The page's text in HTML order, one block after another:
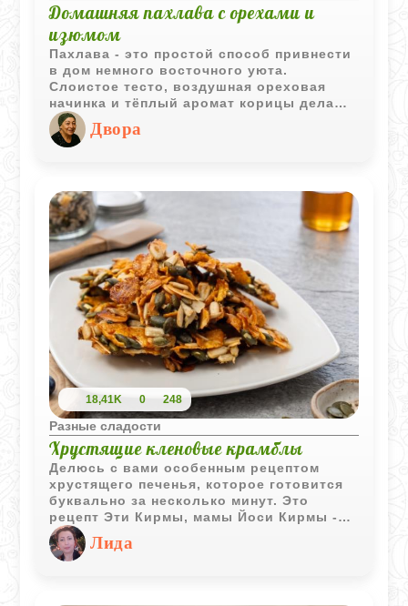
Домашняя пахлава с орехами и
изюмом
Пахлава - это простой способ привнести
в дом немного восточного уюта.
Слоистое тесто, воздушная ореховая
начинка и тёплый аромат корицы делают
её идеальным десертом для семейных
вечеров и праздников. Главное - хорошо
подготовить ингредиенты: размягчить
слои, собрать, украсить и отправить в
духовку. Через полчаса дом наполняется
ароматом, от которого сложно устоять.
Двора
18,41K 0 248
Разные сладости
Хрустящие кленовые крамблы
Делюсь с вами особенным рецептом
хрустящего печенья, которое готовится
буквально за несколько минут. Это
рецепт Эти Кирмы, мамы Йоси Кирмы -
простой в исполнении, но удивительно
вкусный. Тонкая карамельная оболочка
из кленового сиропа покрывает семечки
Лида